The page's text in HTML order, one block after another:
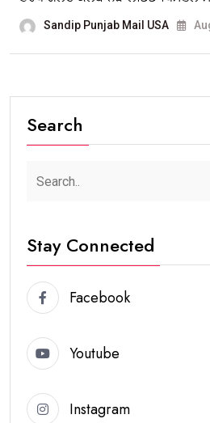
Sandip Punjab Mail USA
Search
Stay Connected
Facebook
Youtube
Instagram